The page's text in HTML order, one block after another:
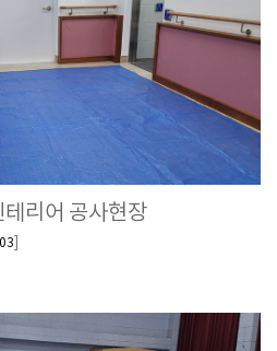
리어 공사현장
]